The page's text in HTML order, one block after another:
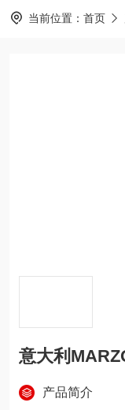
当前位置： 首页
意大利
产品简介